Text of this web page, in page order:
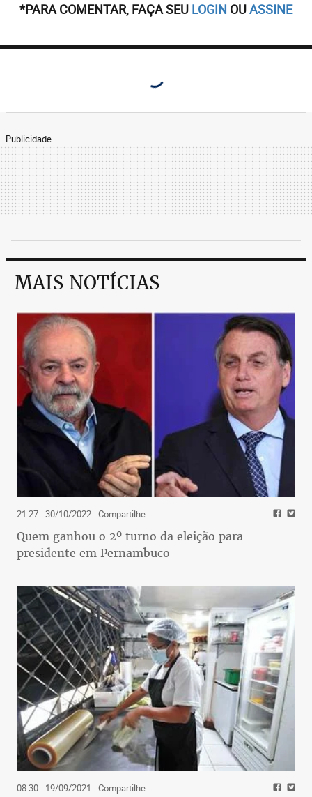
*PARA COMENTAR, FAÇA SEU LOGIN OUASSINE
Publicidade
MAIS NOTÍCIAS
21:27 - 30/10/2022- Compartilhe
Quem ganhou o 2º turno da eleição para
presidente em Pernambuco
08:30 - 19/09/2021 - Compartilhe